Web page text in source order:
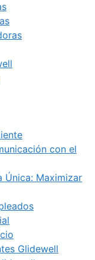
con el
Única: Maximizar
Glidewell